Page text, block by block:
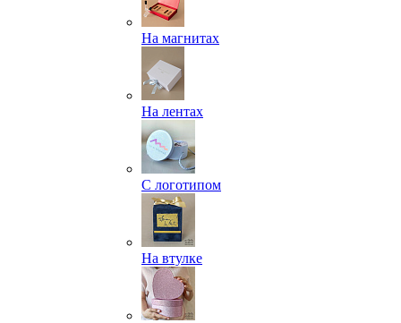
На магнитах
На лентах
С логотипом
На втулке